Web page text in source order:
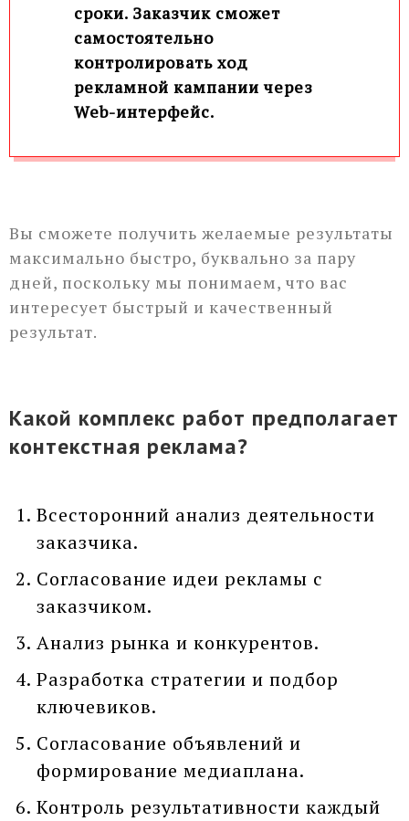
сроки. Заказчик сможет
самостоятельно
контролировать ход
рекламной кампании через
Web-интерфейс.
Вы сможете получить желаемые результаты
максимально быстро, буквально за пару
дней, поскольку мы понимаем, что вас
интересует быстрый и качественный
результат.
Какой комплекс работ предполагает
контекстная реклама?
Всесторонний анализ деятельности
заказчика.
Согласование идеи рекламы с
заказчиком.
Анализ рынка и конкурентов.
Разработка стратегии и подбор
ключевиков.
Согласование объявлений и
формирование медиаплана.
Контроль результативности каждый